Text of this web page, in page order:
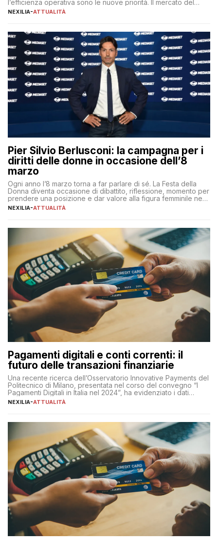
l’efficienza operativa sono le nuove priorità. Il mercato del
lavoro, d’altra parte, è sempre più competitivo con una lotta
NEXILIA-ATTUALITÀ
Pier Silvio Berlusconi: la campagna per i
diritti delle donne in occasione dell’8
marzo
Ogni anno l’8 marzo torna a far parlare di sé. La Festa della
Donna diventa occasione di dibattito, riflessione, momento per
prendere una posizione e dar valore alla figura femminile nella
sua complessità e crucialità. A lanciare un messaggio “forte e
NEXILIA-ATTUALITÀ
Pagamenti digitali e conti correnti: il
futuro delle transazioni finanziarie
Una recente ricerca dell’Osservatorio Innovative Payments del
Politecnico di Milano, presentata nel corso del convegno “I
Pagamenti Digitali in Italia nel 2024”, ha evidenziato i dati
definitivi del primo semestre 2024 relativamente alle
NEXILIA-ATTUALITÀ